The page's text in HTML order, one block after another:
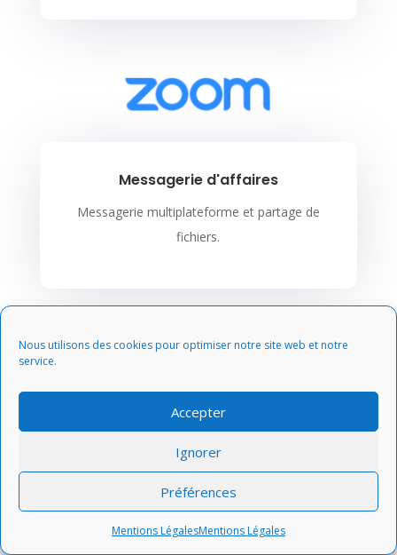
Nous utilisons des cookies pour optimiser notre site web et notre
service.
Accepter
Ignorer
Préférences
Mentions LégalesMentions Légales
Messagerie d'affaires
Messagerie multiplateforme et partage de
fichiers.
+ d'infos Zoom